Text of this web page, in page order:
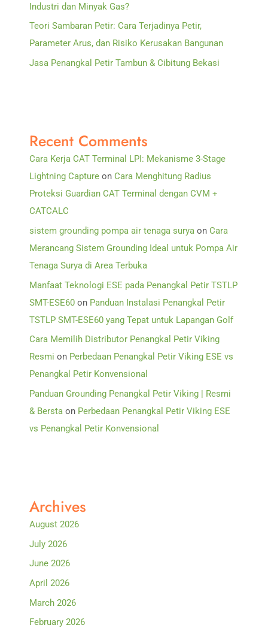
Industri dan Minyak Gas?
Teori Sambaran Petir: Cara Terjadinya Petir,
Parameter Arus, dan Risiko Kerusakan Bangunan
Jasa Penangkal Petir Tambun & Cibitung Bekasi
Recent Comments
Cara Kerja CAT Terminal LPI: Mekanisme 3-Stage
Lightning Capture on Cara Menghitung Radius
Proteksi Guardian CAT Terminal dengan CVM +
CATCALC
sistem grounding pompa air tenaga surya on Cara
Merancang Sistem Grounding Ideal untuk Pompa Air
Tenaga Surya di Area Terbuka
Manfaat Teknologi ESE pada Penangkal Petir TSTLP
SMT-ESE60 on Panduan Instalasi Penangkal Petir
TSTLP SMT-ESE60 yang Tepat untuk Lapangan Golf
Cara Memilih Distributor Penangkal Petir Viking
Resmi on Perbedaan Penangkal Petir Viking ESE vs
Penangkal Petir Konvensional
Panduan Grounding Penangkal Petir Viking | Resmi
& Bersta on Perbedaan Penangkal Petir Viking ESE
vs Penangkal Petir Konvensional
Archives
August 2026
July 2026
June 2026
April 2026
March 2026
February 2026